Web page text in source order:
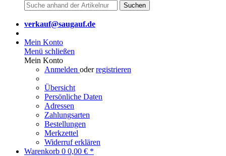
Suchen
verkauf@saugauf.de
Mein Konto
Menü schließen
Mein Konto
Anmelden oderregistrieren
Übersicht
Persönliche Daten
Adressen
Zahlungsarten
Bestellungen
Merkzettel
Widerruf erklären
Warenkorb 0 0,00 € *